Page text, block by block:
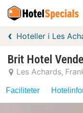
Hoteller i Les
Brit Hotel
Les Achards
Faciliteter